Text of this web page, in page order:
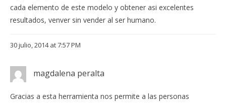
cada elemento de este modelo y obtener asi excelentes
resultados, venver sin vender al ser humano.
30 julio, 2014 at 7:57 PM
magdalena peralta
Gracias a esta herramienta nos permite a las personas